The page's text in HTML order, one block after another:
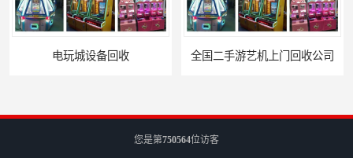
全国二手游艺机上门回收公司 电玩城整场回收
您是第750564位访客